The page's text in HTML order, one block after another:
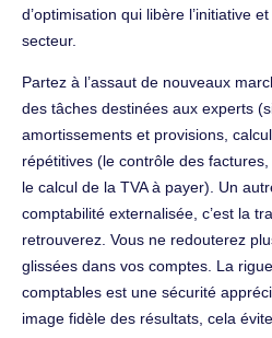
d’optimisation qui libère l’initiative
secteur.
Partez à l’assaut de nouveaux
des tâches destinées aux experts
amortissements et provisions,
répétitives (le contrôle des
le calcul de la TVA à payer). Un
comptabilité externalisée, c’est la
retrouverez. Vous ne redouterez
glissées dans vos comptes. La
comptables est une sécurité
image fidèle des résultats, cela